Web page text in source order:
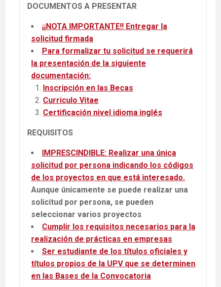
DOCUMENTOS A PRESENTAR
¡¡NOTA IMPORTANTE!! Entregar la
solicitud firmada
Para formalizar tu solicitud se requerirá
la presentación de la siguiente
documentación:
Inscripción en las Becas
Curriculo Vitae
Certificación nivel idioma inglés
REQUISITOS
IMPRESCINDIBLE: Realizar una única
solicitud por persona indicando los códigos
de los proyectos en que está interesado.
Aunque únicamente se puede realizar una
solicitud por persona, se pueden
seleccionar varios proyectos.
Cumplir los requisitos necesarios para la
realización de prácticas en empresas
Ser estudiante de los títulos oficiales y
títulos propios de la UPV que se determinen
en las Bases de la Convocatoria